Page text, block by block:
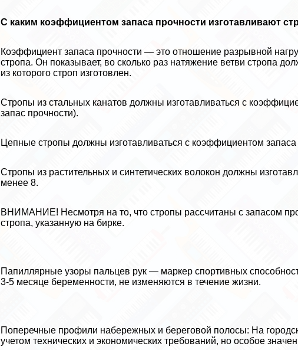
С каким коэффициентом запаса прочности изготавливают
Коэффициент запаса прочности — это отношение разрывной
стропа. Он показыва­ет, во сколько раз натяжение ветви стропа
из которого строп изготовлен.
Стропы из стальных канатов должны изготавливаться с
запас прочности).
Цепные стропы должны изготавливаться с коэффициентом
Стропы из растительных и синтетических волокон должны
менее 8.
ВНИМАНИЕ! Несмотря на то, что стропы рассчитаны с запасом
стропа, указанную на бирке.
Папиллярные узоры пальцев рук — маркер спортивных
3-5 месяце беременности, не изменяются в течение жизни.
Поперечные профили набережных и береговой полосы: На
учетом технических и экономических требований, но особое